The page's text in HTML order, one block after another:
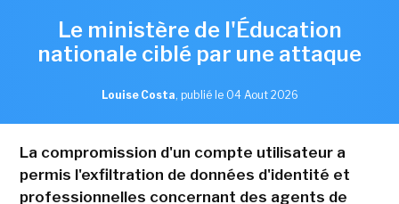
Le ministère de l'Éducation
nationale ciblé par une attaque
Louise Costa, publié le 04 Aout 2026
La compromission d'un compte utilisateur a
permis l'exfiltration de données d'identité et
professionnelles concernant des agents de